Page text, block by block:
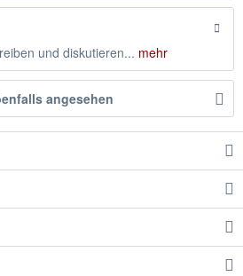
und diskutieren... mehr
angesehen